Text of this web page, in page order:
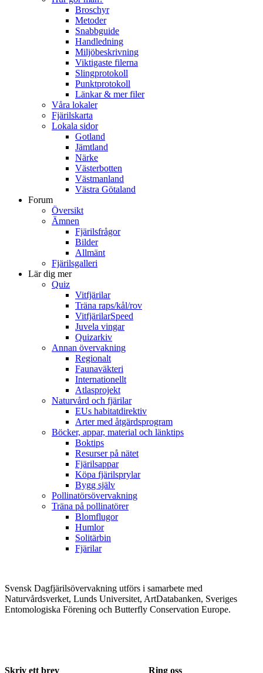
Broschyr
Metoder
Snabbguide
Handledning
Miljöbeskrivning
Viktigaste filerna
Slingprotokoll
Punktprotokoll
Länkar & mer filer
Våra lokaler
Fjärilskarta
Lokala sidor
Gotland
Jämtland
Närke
Västerbotten
Västmanland
Västra Götaland
Forum
Översikt
Ämnen
Fjärilsfrågor
Bilder
Allmänt
Fjärilsgalleri
Lär dig mer
Quiz
Vitfjärilar
Träna raps/kål/rov
VitfjärilarSpeed
Juvela vingar
Quizarkiv
Annan övervakning
Regionalt
Faunaväkteri
Internationellt
Atlasprojekt
Naturvård och fjärilar
EUs habitatdirektiv
Arter med åtgärdsprogram
Böcker, appar, material och länktips
Boktips
Resurser på nätet
Fjärilsappar
Köpa fjärilsprylar
Bygg själv
Pollinatörsövervakning
Träna på pollinatörer
Blomflugor
Humlor
Solitärbin
Fjärilar
Svensk Dagfjärilsövervakning utförs i samarbete med
Naturvårdsverket, Lunds Universitet, ArtDatabanken, Sveriges
Entomologiska Förening och Butterfly Conservation Europe.
Skriv ett brev Ring oss